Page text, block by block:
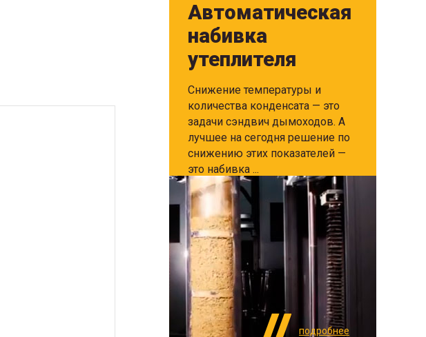
Автоматическая
набивка
утеплителя
Снижение температуры и
количества конденсата — это
задачи сэндвич дымоходов. А
лучшее на сегодня решение по
снижению этих показателей —
это набивка ...
подробнее